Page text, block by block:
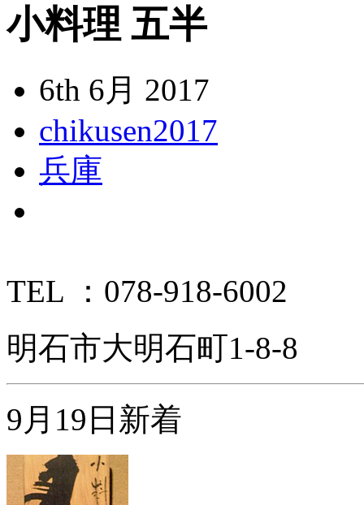
小料理 五半
6th 6月 2017
chikusen2017
兵庫
TEL ：078-918-6002
明石市大明石町1-8-8
9月19日新着